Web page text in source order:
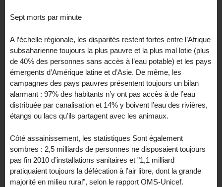
Sept morts par minute
A l’échelle régionale, les disparités restent fortes entre l’Afrique
subsaharienne toujours la plus pauvre et la plus mal lotie (plus
de 40% des personnes sans accès à l’eau potable) et les pays
émergents d’Amérique latine et d’Asie. De même, les
campagnes des pays pauvres présentent toujours un bilan
alarmant : 97% des habitants n’y ont pas accès à de l’eau
distribuée par canalisation et 14% y boivent l’eau des rivières,
étangs ou lacs qu’ils partagent avec les animaux.
Côté assainissement, les statistiques Sont également
sombres : 2,5 milliards de personnes ne disposaient toujours
pas fin 2010 d’installations sanitaires et "1,1 milliard
pratiquaient toujours la défécation à l’air libre, dont la grande
majorité en milieu rural", selon le rapport OMS-Unicef.